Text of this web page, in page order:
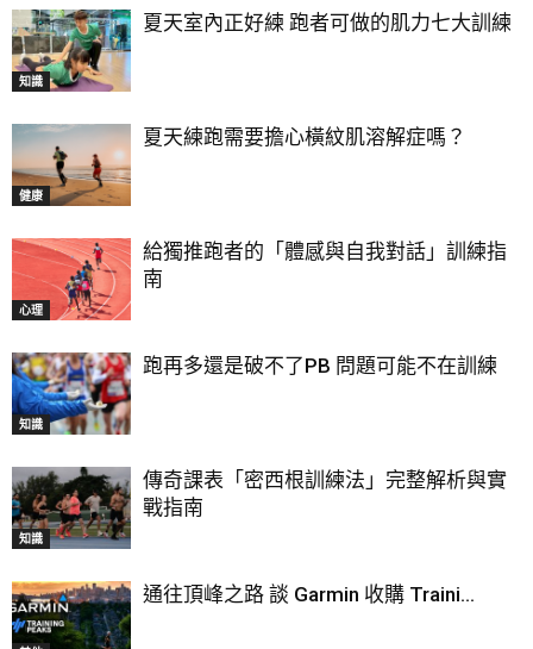
知識
夏天室內正好練 跑者可做的肌力七大訓練
健康
夏天練跑需要擔心橫紋肌溶解症嗎？
心理
給獨推跑者的「體感與自我對話」訓練指
南
知識
跑再多還是破不了PB 問題可能不在訓練
知識
傳奇課表「密西根訓練法」完整解析與實
戰指南
通往頂峰之路 談 Garmin 收購 Traini...